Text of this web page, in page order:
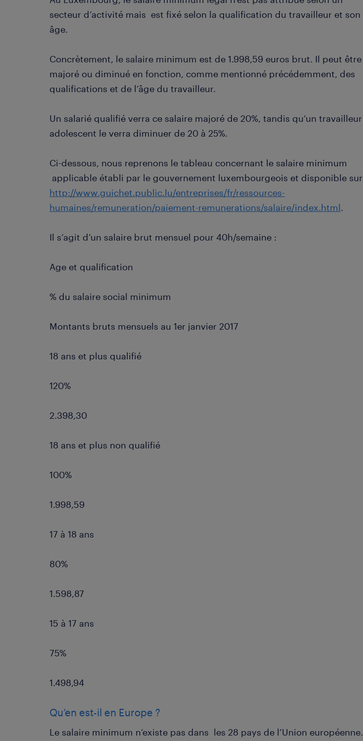
secteur d’activité mais est fixé selon la qualification du travailleur et son
âge.
Concrètement, le salaire minimum est de 1.998,59 euros brut. Il peut être
majoré ou diminué en fonction, comme mentionné précédemment, des
qualifications et de l’âge du travailleur.
Un salarié qualifié verra ce salaire majoré de 20%, tandis qu’un travailleur
adolescent le verra diminuer de 20 à 25%.
Ci-dessous, nous reprenons le tableau concernant le salaire minimum
applicable établi par le gouvernement luxembourgeois et disponible sur
http://www.guichet.public.lu/entreprises/fr/ressources-
humaines/remuneration/paiement-remunerations/salaire/index.html.
Il s’agit d’un salaire brut mensuel pour 40h/semaine :
Age et qualification
% du salaire social minimum
Montants bruts mensuels au 1er janvier 2017
18 ans et plus qualifié
120%
2.398,30
18 ans et plus non qualifié
100%
1.998,59
17 à 18 ans
80%
1.598,87
15 à 17 ans
75%
1.498,94
Qu’en est-il en Europe ?
Le salaire minimum n’existe pas dans les 28 pays de l’Union européenne.